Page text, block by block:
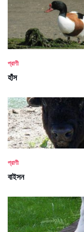
প্রাণী
হাঁস
প্রাণী
বাইসন